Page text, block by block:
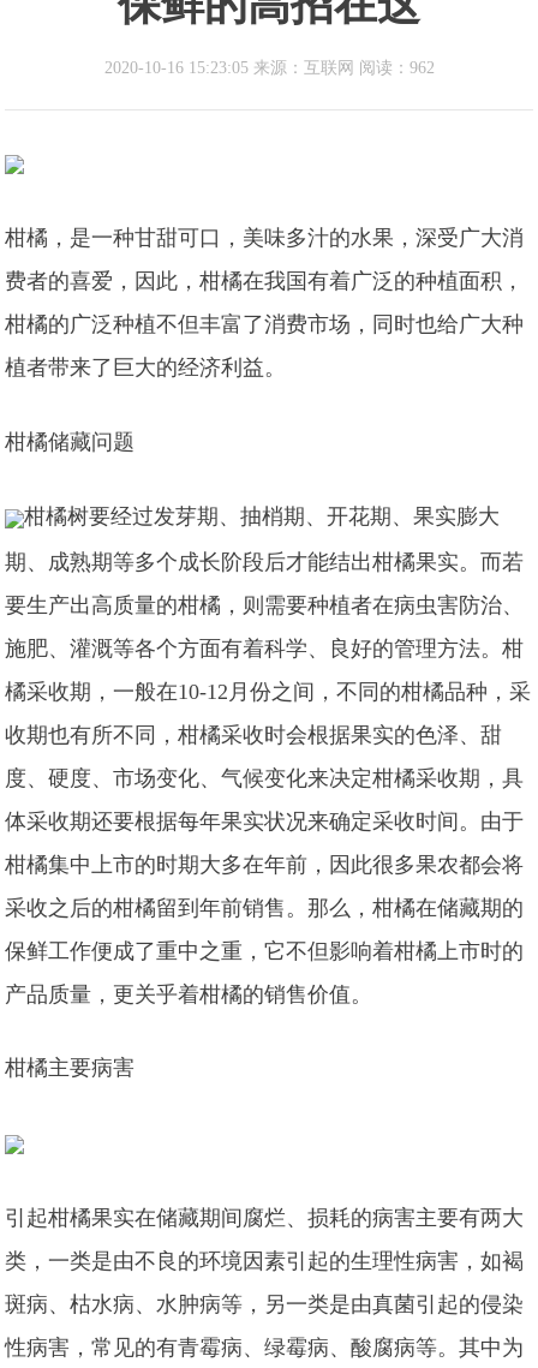
2020-10-16 15:23:05 来源：互联网 阅读：962
柑橘，是一种甘甜可口，美味多汁的水果，深受广大消
费者的喜爱，因此，柑橘在我国有着广泛的种植面积，
柑橘的广泛种植不但丰富了消费市场，同时也给广大种
植者带来了巨大的经济利益。
柑橘储藏问题
柑橘树要经过发芽期、抽梢期、开花期、果实膨大
期、成熟期等多个成长阶段后才能结出柑橘果实。而若
要生产出高质量的柑橘，则需要种植者在病虫害防治、
施肥、灌溉等各个方面有着科学、良好的管理方法。柑
橘采收期，一般在10-12月份之间，不同的柑橘品种，采
收期也有所不同，柑橘采收时会根据果实的色泽、甜
度、硬度、市场变化、气候变化来决定柑橘采收期，具
体采收期还要根据每年果实状况来确定采收时间。由于
柑橘集中上市的时期大多在年前，因此很多果农都会将
采收之后的柑橘留到年前销售。那么，柑橘在储藏期的
保鲜工作便成了重中之重，它不但影响着柑橘上市时的
产品质量，更关乎着柑橘的销售价值。
柑橘主要病害
引起柑橘果实在储藏期间腐烂、损耗的病害主要有两大
类，一类是由不良的环境因素引起的生理性病害，如褐
斑病、枯水病、水肿病等，另一类是由真菌引起的侵染
性病害，常见的有青霉病、绿霉病、酸腐病等。其中为